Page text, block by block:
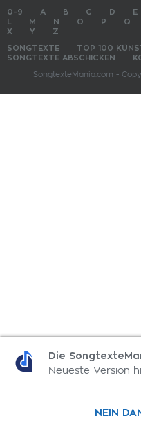
0-9 A B C D E
M N O P Q
X
Y Z
SONGTEXTE TOP 100
SONGTEXTE ABSCHICKEN
SongtexteMania.com -
Die
Neueste Version
NEIN